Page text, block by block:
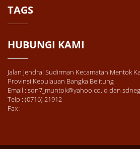
TAGS
HUBUNGI KAMI
Jalan Jendral Sudirman Kecamatan Mentok
Provinsi Kepulauan Bangka Belitung
Email : sdn7_muntok@yahoo.co.id dan
Telp : (0716) 21912
Fax : -